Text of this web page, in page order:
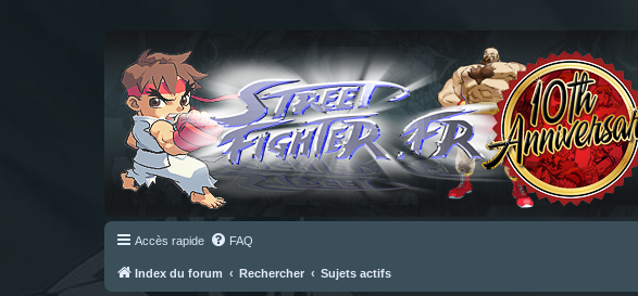
Accès rapide FAQ
Index du forum Rechercher Sujets actifs